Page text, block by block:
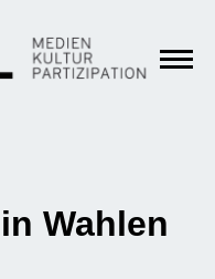
Wahlen